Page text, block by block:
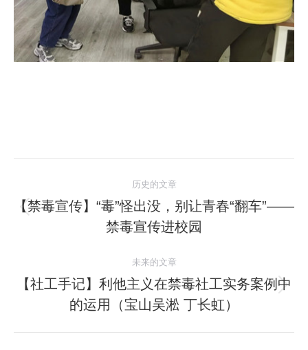
章
历史的文章
历
史
章：
【禁毒宣传】“毒”怪出没，别让青春“翻车”——
禁毒宣传进校园
未来的文章
未
来
的
【社工手记】利他主义在禁毒社工实务案例中
的运用（宝山吴淞 丁长虹）